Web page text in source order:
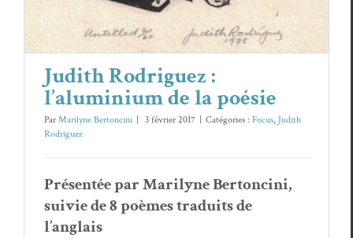
Judith Rodriguez :
l’aluminium de la poésie
ParMarilyne Bertoncini 3 février 2017 Catégories : Focus, Judith
Rodriguez
Présentée par Marilyne Bertoncini,
suivie de 8 poèmes traduits de
l’anglais